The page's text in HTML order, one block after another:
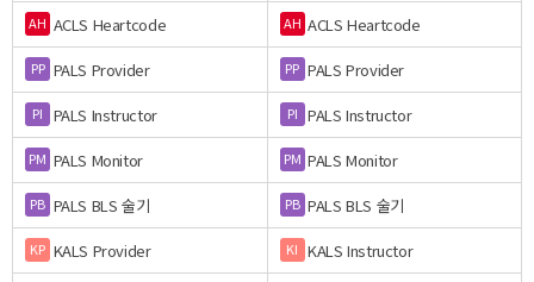
AH ACLS Heartcode AH ACLS Heartcode
PP PALS Provider PP PALS Provider
PI PALS Instructor PI PALS Instructor
PM PALS Monitor PM PALS Monitor
PB PALS BLS 술기 PB PALS BLS 술기
KP KALS Provider KI KALS Instructor